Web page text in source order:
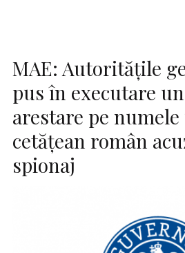
MAE: Autorităţile
pus în executare
arestare pe
cetăţean român
spionaj